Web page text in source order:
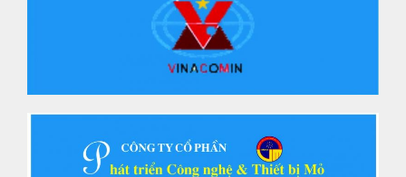
Viện Khoa học Công nghệ Mỏ –
Vinacomin tổ chức Hội nghị sơ
kết công tác Quý II và 6 tháng
đầu năm 2026
Viện Khoa học Công nghệ Mỏ –